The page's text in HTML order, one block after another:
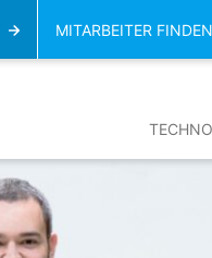
MITARBEITER FINDEN